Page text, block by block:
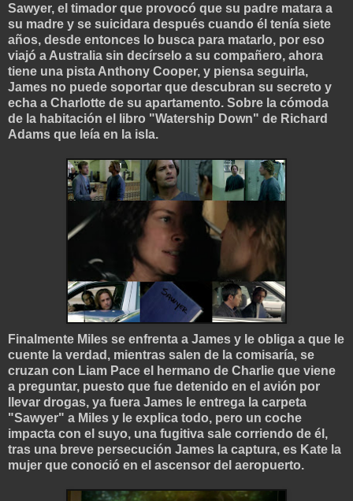
Sawyer, el timador que provocó que su padre matara a
su madre y se suicidara después cuando él tenía siete
años, desde entonces lo busca para matarlo, por eso
viajó a Australia sin decírselo a su compañero, ahora
tiene una pista Anthony Cooper, y piensa seguirla,
James no puede soportar que descubran su secreto y
echa a Charlotte de su apartamento. Sobre la cómoda
de la habitación el libro "Watership Down" de Richard
Adams que leía en la isla.
Finalmente Miles se enfrenta a James y le obliga a que le
cuente la verdad, mientras salen de la comisaría, se
cruzan con Liam Pace el hermano de Charlie que viene
a preguntar, puesto que fue detenido en el avión por
llevar drogas, ya fuera James le entrega la carpeta
"Sawyer" a Miles y le explica todo, pero un coche
impacta con el suyo, una fugitiva sale corriendo de él,
tras una breve persecución James la captura, es Kate la
mujer que conoció en el ascensor del aeropuerto.